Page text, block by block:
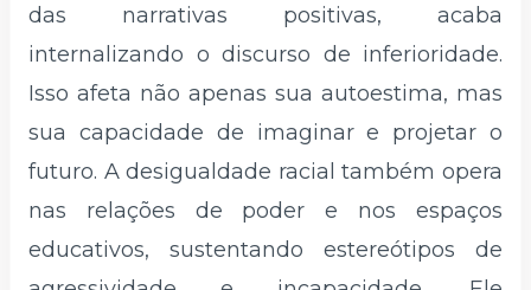
das narrativas positivas, acaba
internalizando o discurso de inferioridade.
Isso afeta não apenas sua autoestima, mas
sua capacidade de imaginar e projetar o
futuro. A desigualdade racial também opera
nas relações de poder e nos espaços
educativos, sustentando estereótipos de